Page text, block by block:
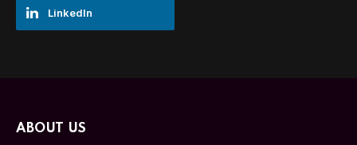
LinkedIn
ABOUT US